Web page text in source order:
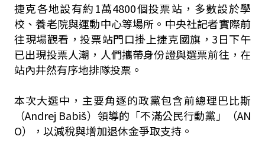
捷克各地設有約1萬4800個投票站，多數設於學
校、養老院與運動中心等場所。中央社記者實際前
往現場觀看，投票站門口掛上捷克國旗，3日下午
已出現投票人潮，人們攜帶身份證與選票前往，在
站內井然有序地排隊投票。
本次大選中，主要角逐的政黨包含前總理巴比斯
（Andrej Babiš）領導的「不滿公民行動黨」（AN
O），以減稅與增加退休金爭取支持。